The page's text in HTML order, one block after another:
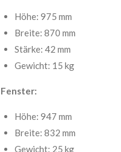
Höhe: 975 mm
Breite: 870 mm
Stärke: 42 mm
Gewicht: 15 kg
Fenster:
Höhe: 947 mm
Breite: 832 mm
Gewicht: 25 kg